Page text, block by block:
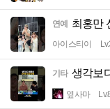
연예 최홍만
아이스티이
기타 생각보
옆사마